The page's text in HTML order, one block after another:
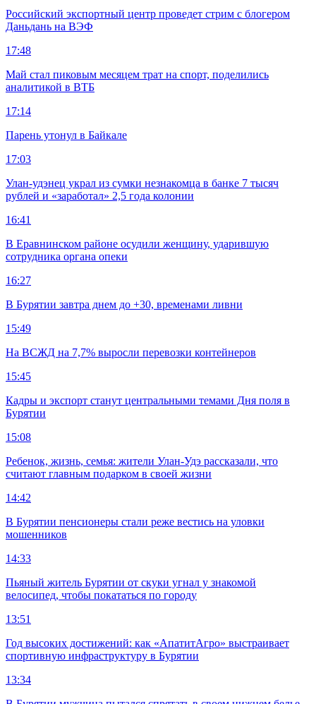
Российский экспортный центр проведет стрим с блогером
Даньдань на ВЭФ
17:48
Май стал пиковым месяцем трат на спорт, поделились
аналитикой в ВТБ
17:14
Парень утонул в Байкале
17:03
Улан-удэнец украл из сумки незнакомца в банке 7 тысяч
рублей и «заработал» 2,5 года колонии
16:41
В Еравнинском районе осудили женщину, ударившую
сотрудника органа опеки
16:27
В Бурятии завтра днем до +30, временами ливни
15:49
На ВСЖД на 7,7% выросли перевозки контейнеров
15:45
Кадры и экспорт станут центральными темами Дня поля в
Бурятии
15:08
Ребенок, жизнь, семья: жители Улан-Удэ рассказали, что
считают главным подарком в своей жизни
14:42
В Бурятии пенсионеры стали реже вестись на уловки
мошенников
14:33
Пьяный житель Бурятии от скуки угнал у знакомой
велосипед, чтобы покататься по городу
13:51
Год высоких достижений: как «АпатитАгро» выстраивает
спортивную инфраструктуру в Бурятии
13:34